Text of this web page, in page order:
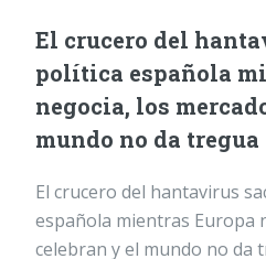
El crucero del
política española
negocia, los
mundo no da tregua
El crucero del hantavirus
española mientras Europa
celebran y el mundo no da